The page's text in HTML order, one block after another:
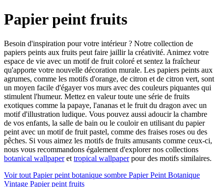
Papier peint fruits
Besoin d'inspiration pour votre intérieur ? Notre collection de
papiers peints aux fruits peut faire jaillir la créativité. Animez votre
espace de vie avec un motif de fruit coloré et sentez la fraîcheur
qu'apporte votre nouvelle décoration murale. Les papiers peints aux
agrumes, comme les motifs d'orange, de citron et de citron vert, sont
un moyen facile d'égayer vos murs avec des couleurs piquantes qui
stimulent l'humeur. Mettez en valeur toute une série de fruits
exotiques comme la papaye, l'ananas et le fruit du dragon avec un
motif d'illustration ludique. Vous pouvez aussi adoucir la chambre
de vos enfants, la salle de bain ou le couloir en utilisant du papier
peint avec un motif de fruit pastel, comme des fraises roses ou des
pêches. Si vous aimez les motifs de fruits amusants comme ceux-ci,
nous vous recommandons également d'explorer nos collections
botanical wallpaperet tropical wallpaperpour des motifs similaires.
Voir tout Papier peint botanique sombre Papier Peint Botanique
Vintage Papier peint fruits